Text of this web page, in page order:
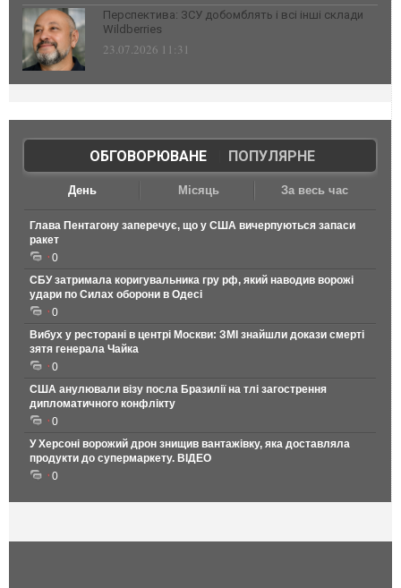
Перспектива: ЗСУ добомблять і всі інші склади
Wildberries
23.07.2026 11:31
ОБГОВОРЮВАНЕ| ПОПУЛЯРНЕ
День Місяць За весь час
Глава Пентагону заперечує, що у США вичерпуються запаси
ракет
0
СБУ затримала коригувальника гру рф, який наводив ворожі
удари по Силах оборони в Одесі
0
Вибух у ресторані в центрі Москви: ЗМІ знайшли докази смерті
зятя генерала Чайка
0
США анулювали візу посла Бразилії на тлі загострення
дипломатичного конфлікту
0
У Херсоні ворожий дрон знищив вантажівку, яка доставляла
продукти до супермаркету. ВІДЕО
0